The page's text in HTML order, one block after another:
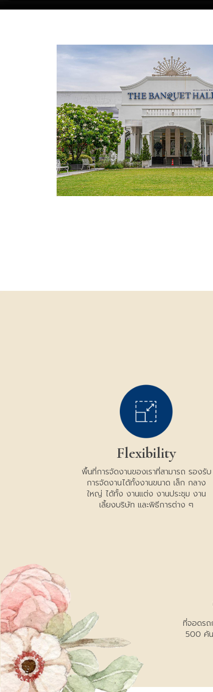
Flexibility
พื้นที่การจัดงานของเราที่สามารถ รองรับ
การจัดงานได้ทั้งงานขนาด เล็ก กลาง
ใหญ่ ได้ทั้ง งานแต่ง งานประชุม งาน
เลี้ยงบริษัท และพิธีการต่าง ๆ
ที่จอดรถ
500 คัน